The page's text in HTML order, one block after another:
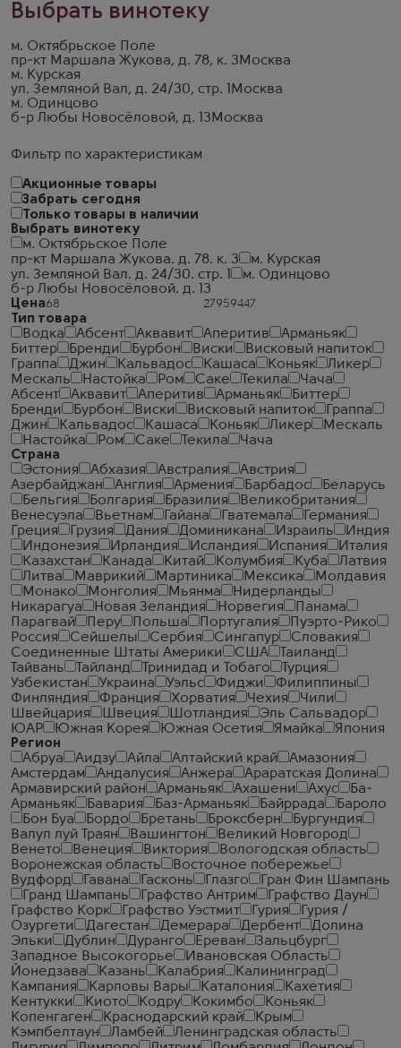
Фильтр по характеристикам
Акционные товары
Забрать сегодня
Только товары в наличии
Выбрать винотеку
м. Октябрьское Поле
пр-кт Маршала Жукова. д. 78. к. 3
м. Курская
ул. Земляной Вал. д. 24/30. стр. 1
м. Одинцово
б-р Любы Новосёловой. д. 13
Цена
Тип товара
Водка
Абсент Аквавит Аперитив
Арманьяк
Биттер
Бренди Бурбон Виски
Висковый напиток
Граппа
Джин Кальвадос Кашаса Коньяк
Ликер
Мескаль
Настойка Ром Саке Текила
Чача
Абсент
Аквавит Аперитив Арманьяк
Биттер
Бренди
Бурбон Виски Висковый напиток
Граппа
Джин
Кальвадос Кашаса Коньяк Ликер
Мескаль
Настойка
Ром Саке Текила
Чача
Страна
Эстония
Абхазия Австралия
Австрия
Азербайджан
Англия Армения Барбадос
Беларусь
Бельгия
Болгария Бразилия
Великобритания
Венесуэла
Вьетнам Гайана Гватемала
Германия
Греция
Грузия Дания Доминикана Израиль
Индия
Индонезия
Ирландия Исландия Испания
Италия
Казахстан
Канада Китай Колумбия Куба
Латвия
Литва
Маврикий Мартиника Мексика
Молдавия
Монако
Монголия Мьянма
Нидерланды
Никарагуа
Новая Зеландия Норвегия
Панама
Парагвай
Перу Польша Португалия
Пуэрто-Рико
Россия
Сейшелы Сербия Сингапур
Словакия
Соединенные Штаты Америки
США
Таиланд
Тайвань
Тайланд Тринидад и Тобаго
Турция
Узбекистан
Украина Уэльс Фиджи
Филиппины
Финляндия
Франция Хорватия Чехия
Чили
Швейцария
Швеция Шотландия
Эль Сальвадор
ЮАР
Южная Корея Южная Осетия Ямайка
Япония
Регион
Абруа
Аидзу Айла Алтайский край
Амазония
Амстердам
Андалусия Анжера
Араратская Долина
Армавирский район
Арманьяк Ахашени Ахус
Ба-
Арманьяк
Бавария Баз-Арманьяк Байррада
Бароло
Бон Буа
Бордо Бретань Броксберн
Бургундия
Валул луй Траян
Вашингтон
Великий Новгород
Венето
Венеция Виктория
Вологодская область
Воронежская область
Восточное побережье
Вудфорд
Гавана Гасконь Глазго
Гран Фин Шампань
Гранд Шампань
Графство Антрим
Графство Даун
Графство Корк
Графство Уэстмит Гурия
Гурия /
Озургети
Дагестан Демерара Дербент
Долина
Эльки
Дублин Дуранго Ереван
Зальцбург
Западное Высокогорье
Ивановская Область
Йонедзава
Казань Калабрия
Калининград
Кампания
Карловы Вары Каталония
Кахетия
Кентукки
Киото Кодру Кокимбо
Коньяк
Копенгаген
Краснодарский край
Крым
Кэмпбелтаун
Ламбей
Ленинградская область
Выбрать винотеку
м. Октябрьское Поле
пр-кт Маршала Жукова, д. 78, к. 3 Москва
м. Курская
ул. Земляной Вал, д. 24/30, стр. 1
Москва
м. Одинцово
б-р Любы Новосёловой, д. 13 Москва